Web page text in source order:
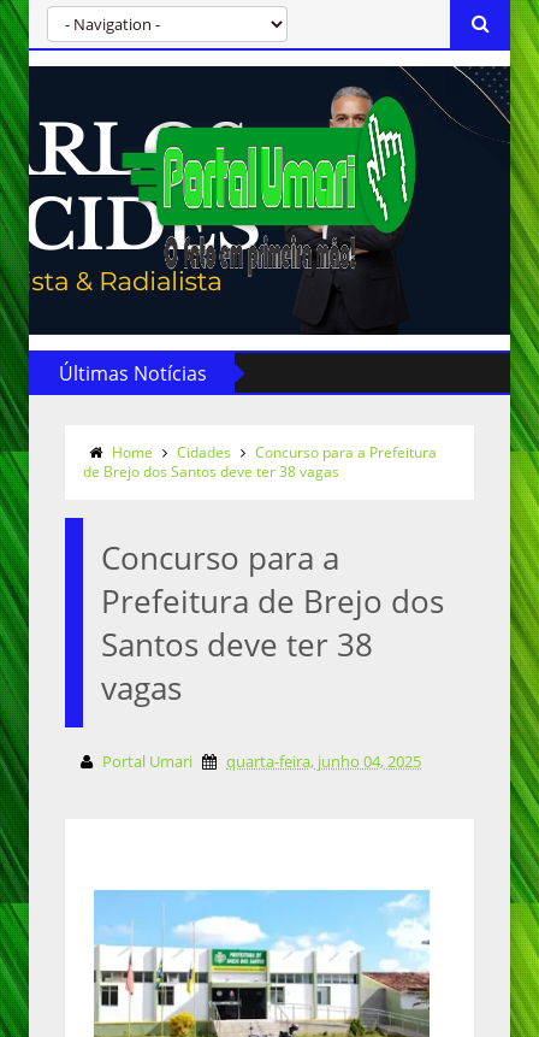
Últimas Notícias
Home Cidades
Concurso para a Prefeitura
de Brejo dos Santos deve ter 38 vagas
Concurso para a
Prefeitura de Brejo dos
Santos deve ter 38
vagas
Portal Umari quarta-feira, junho 04, 2025